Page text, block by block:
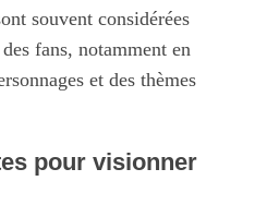
souvent considérées
fans, notamment en
et des thèmes
pour visionner